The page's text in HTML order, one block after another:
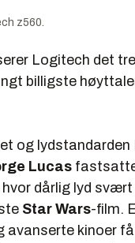
z560.
Logitech det
billigste
og lydstandarden
Lucas
dårlig lyd
Star Wars-film.
avanserte kinoer